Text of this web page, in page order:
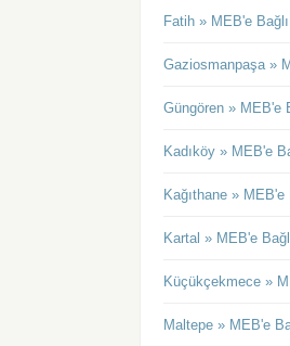
Fatih » MEB'e
Gaziosmanpaşa »
Güngören » MEB'e
Kadıköy » MEB'e
Kağıthane » MEB'e
Kartal » MEB'e
Küçükçekmece »
Maltepe » MEB'e